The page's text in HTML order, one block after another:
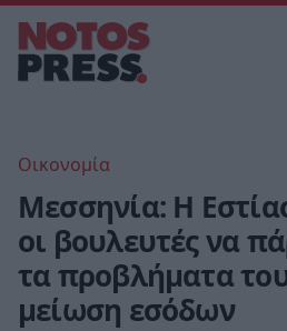
Οικονομία
Μεσσηνία: Η
οι βουλευτές να
τα προβλήματα
μείωση εσόδων